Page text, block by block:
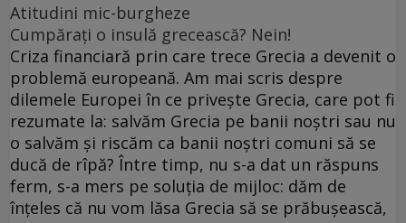
Atitudini mic-burgheze
Cumpăraţi o insulă grecească? Nein!
Criza financiară prin care trece Grecia a devenit o
problemă europeană. Am mai scris despre
dilemele Europei în ce priveşte Grecia, care pot fi
rezumate la: salvăm Grecia pe banii noştri sau nu
o salvăm şi riscăm ca banii noştri comuni să se
ducă de rîpă? Între timp, nu s-a dat un răspuns
ferm, s-a mers pe soluţia de mijloc: dăm de
înţeles că nu vom lăsa Grecia să se prăbuşească,